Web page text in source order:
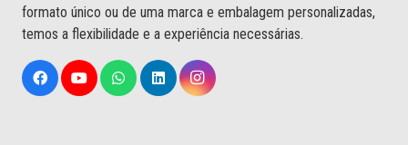
formato único ou de uma marca e embalagem personalizadas,
temos a flexibilidade e a experiência necessárias.